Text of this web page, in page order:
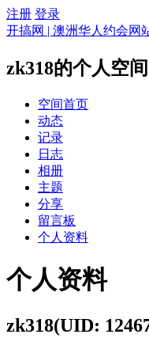
注册 登录
开搞网 | 澳洲华人约会网
zk318的个人空间
空间首页
动态
记录
日志
相册
主题
分享
留言板
个人资料
个人资料
zk318(UID: